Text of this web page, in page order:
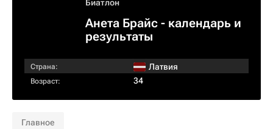
Биатлон
Анета Брайс - календарь и
результаты
Страна: Латвия
Возраст: 34
Главное